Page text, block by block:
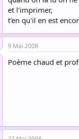
et l'imprimer,
t'en qu'il en est
9 Mai 2008
Poème chaud et